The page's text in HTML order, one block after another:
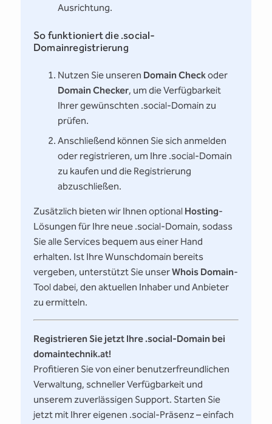
Ausrichtung.
So funktioniert die .social-
Domainregistrierung
Nutzen Sie unseren Domain Checkoder
Domain Checker, um die Verfügbarkeit
Ihrer gewünschten .social-Domain zu
prüfen.
Anschließend können Sie sich anmelden
oder registrieren, um Ihre .social-Domain
zu kaufen und die Registrierung
abzuschließen.
Zusätzlich bieten wir Ihnen optional Hosting-
Lösungen für Ihre neue .social-Domain, sodass
Sie alle Services bequem aus einer Hand
erhalten. Ist Ihre Wunschdomain bereits
vergeben, unterstützt Sie unserWhois Domain-
Tool dabei, den aktuellen Inhaber und Anbieter
zu ermitteln.
Registrieren Sie jetzt Ihre .social-Domain bei
domaintechnik.at!
Profitieren Sie von einer benutzerfreundlichen
Verwaltung, schneller Verfügbarkeit und
unserem zuverlässigen Support. Starten Sie
jetzt mit Ihrer eigenen .social-Präsenz – einfach